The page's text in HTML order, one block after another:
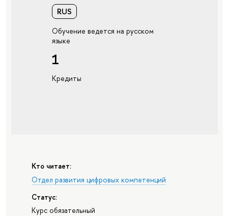
RUS
Обучение ведется на русском
языке
1
Кредиты
Кто читает:
Отдел развития цифровых компетенций
Статус:
Курс обязательный